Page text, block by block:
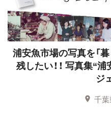
浦安魚市場の写真を「
残したい！！ 写真集“浦
ジ
千